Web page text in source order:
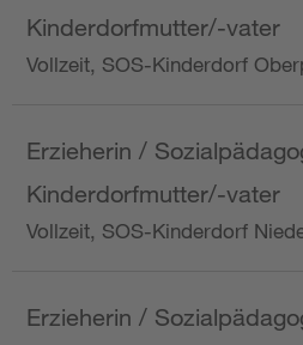
Kinderdorfmutter/-vater
Vollzeit, SOS-Kinderdorf
Erzieherin /
Kinderdorfmutter/-vater
Vollzeit, SOS-Kinderdorf
Erzieherin /